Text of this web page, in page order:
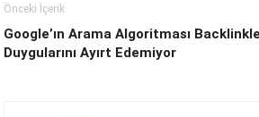
Önceki İçerik
Google’ın Arama Algoritması
Duygularını Ayırt Edemiyor